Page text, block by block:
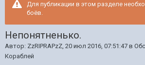
Для публикации в этом разделе
боёв.
Непонятненько.
Автор: ZzRIPRAPzZ, 20 июл 2016, 07:51:47 в
Кораблей